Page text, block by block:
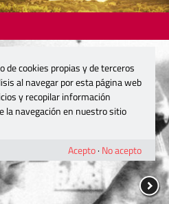
de cookies propias y de terceros
al navegar por esta página web
y recopilar información
navegación en nuestro sitio
Acepto· No acepto